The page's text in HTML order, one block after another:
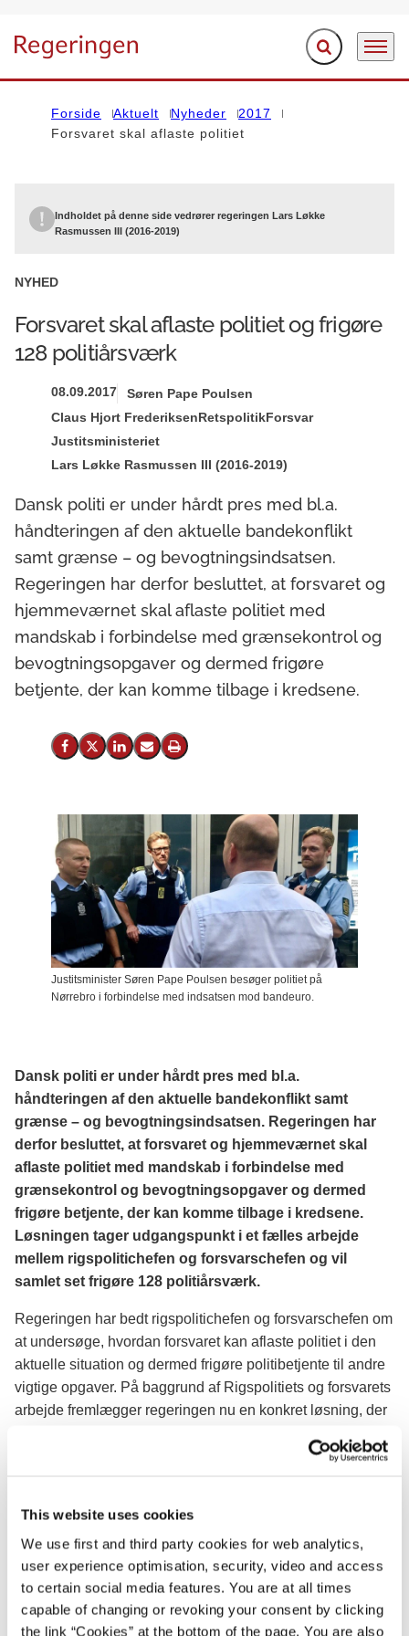
This website uses cookies
We use first and third party cookies for web analytics,
user experience optimisation, security, video and access
to certain social media features. You are at all times
capable of changing or revoking your consent by clicking
the link “Cookies” at the bottom of the page. You are also
Gå til forsiden Fold søgefelt ud
Menu
Forside Aktuelt Nyheder
2017
Forsvaret skal aflaste politiet
Indholdet på denne side vedrører regeringen Lars Løkke
Rasmussen III (2016-2019)
NYHED
Forsvaret skal aflaste politiet og frigøre
128 politiårsværk
08.09.2017
Søren Pape Poulsen
Claus Hjort FrederiksenRetspolitikForsvar
Justitsministeriet
Lars Løkke Rasmussen III (2016-2019)
Dansk politi er under hårdt pres med bl.a.
håndteringen af den aktuelle bandekonflikt
samt grænse – og bevogtningsindsatsen.
Regeringen har derfor besluttet, at forsvaret og
hjemmeværnet skal aflaste politiet med
mandskab i forbindelse med grænsekontrol og
bevogtningsopgaver og dermed frigøre
betjente, der kan komme tilbage i kredsene.
Del på Facebook
Del på X (Twitter)
Del på LinkedIn
Send email
Print
Justitsminister Søren Pape Poulsen besøger politiet på
Nørrebro i forbindelse med indsatsen mod bandeuro.
Dansk politi er under hårdt pres med bl.a.
håndteringen af den aktuelle bandekonflikt samt
grænse – og bevogtningsindsatsen. Regeringen har
derfor besluttet, at forsvaret og hjemmeværnet skal
aflaste politiet med mandskab i forbindelse med
grænsekontrol og bevogtningsopgaver og dermed
frigøre betjente, der kan komme tilbage i kredsene.
Løsningen tager udgangspunkt i et fælles arbejde
mellem rigspolitichefen og forsvarschefen og vil
samlet set frigøre 128 politiårsværk.
Regeringen har bedt rigspolitichefen og forsvarschefen om
at undersøge, hvordan forsvaret kan aflaste politiet i den
aktuelle situation og dermed frigøre politibetjente til andre
vigtige opgaver. På baggrund af Rigspolitiets og forsvarets
arbejde fremlægger regeringen nu en konkret løsning, der
mandskab til grænseindsatsen og bevogtningsopgaver.
Justitsminister Søren Pape Poulsen siger:
”Det er ingen hemmelighed, at det er udfordrende tider for
dansk politi. Bandekonflikt, grænseindsats og terrortruslen
forsvaret fremover skal aflaste politiet ved grænsen og i